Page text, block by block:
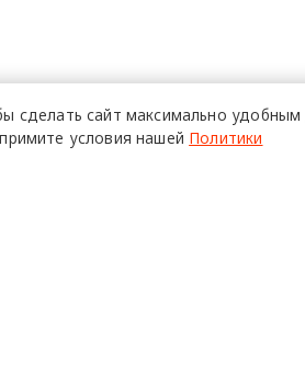
сделать сайт максимально удобным
условия нашей Политики